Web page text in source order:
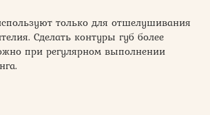
только для отшелушивания
Сделать контуры губ более
при регулярном выполнении